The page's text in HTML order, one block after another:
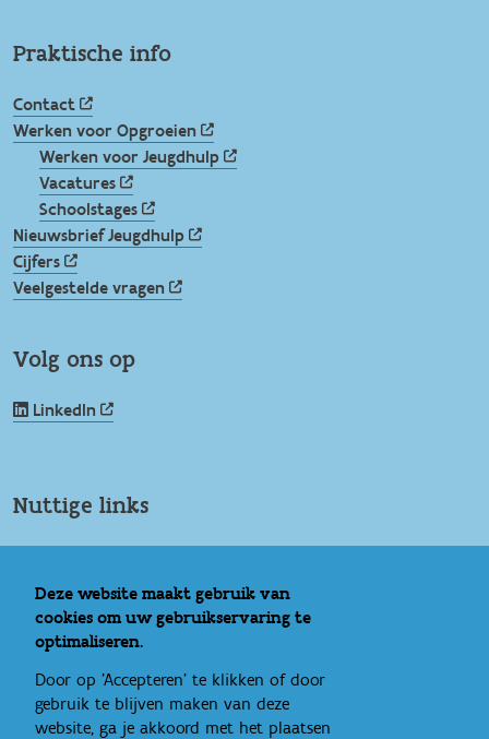
Deze website maakt gebruik van
cookies om uw gebruikservaring te
optimaliseren.
Door op 'Accepteren' te klikken of door
gebruik te blijven maken van deze
website, ga je akkoord met het plaatsen
Praktische info
Contact
Werken voor Opgroeien
Werken voor Jeugdhulp
Vacatures
Schoolstages
Nieuwsbrief Jeugdhulp
Cijfers
Veelgestelde vragen
Volg ons op
LinkedIn
Nuttige links
IROJ
Signs of Safety
Rechtspositie minderjarige
Bandbreedte
Eén gezin, één plan